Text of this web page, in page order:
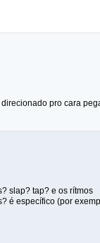
pro cara
slap? tap? e os rítmos
é específico (por